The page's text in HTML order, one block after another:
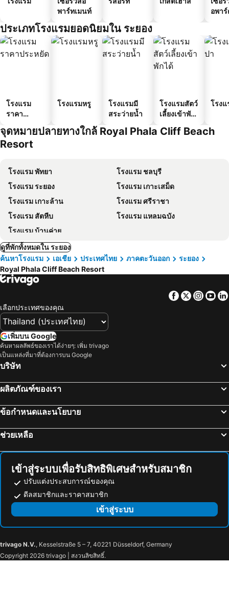
พาร์ทเมนท์
อพา
ประเภทโรงแรมยอดนิยมใน ระยอง
โรงแรม
ราคา
โรงแรมหรู
โรงแรมมี
สระว่ายน้ำ
โรงแรมสัตว์
เลี้ยงเข้าพัก
โรง
จุดหมายปลายทางใกล้ Royal Phala Cliff Beach
Resort
โรงแรม พัทยา
โรงแรม ชลบุรี
โรงแรม ระยอง
โรงแรม เกาะเสม็ด
โรงแรม เกาะล้าน
โรงแรม ศรีราชา
โรงแรม สัตหีบ
โรงแรม แหลมฉบัง
โรงแรม บ้านค่าย
ดูที่พักทั้งหมดใน ระยอง
ค้นหาโรงแรม
เอเชีย ประเทศไทย ภาคตะวันออก
ระยอง
Royal Phala Cliff Beach Resort
Facebook
Twitter
เลือกประเทศของคุณ
เพิ่มบน Google
ค้นหาผลลัพธ์ของเราได้ง่ายๆ: เพิ่ม trivago
เป็นแหล่งที่มาที่ต้องการบน Google
บริษัท
ผลิตภัณฑ์ของเรา
ข้อกำหนดและนโยบาย
ช่วยเหลือ
เข้าสู่ระบบเพื่อรับสิทธิพิเศษสำหรับสมาชิก
ปรับแต่งประสบการณ์ของคุณ
ดีลสมาชิกและราคาสมาชิก
เข้าสู่ระบบ
trivago N.V., Kesselstraße 5 – 7, 40221 Düsseldorf, Germany
Copyright 2026 trivago | สงวนลิขสิทธิ์.